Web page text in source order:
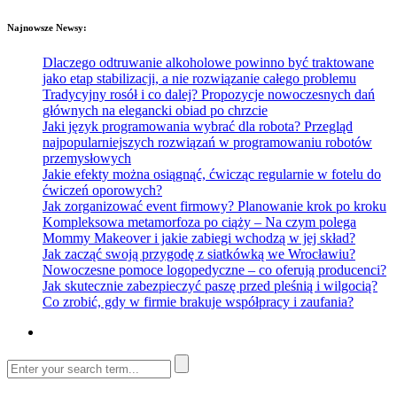
Najnowsze Newsy:
Dlaczego odtruwanie alkoholowe powinno być traktowane
jako etap stabilizacji, a nie rozwiązanie całego problemu
Tradycyjny rosół i co dalej? Propozycje nowoczesnych dań
głównych na elegancki obiad po chrzcie
Jaki język programowania wybrać dla robota? Przegląd
najpopularniejszych rozwiązań w programowaniu robotów
przemysłowych
Jakie efekty można osiągnąć, ćwicząc regularnie w fotelu do
ćwiczeń oporowych?
Jak zorganizować event firmowy? Planowanie krok po kroku
Kompleksowa metamorfoza po ciąży – Na czym polega
Mommy Makeover i jakie zabiegi wchodzą w jej skład?
Jak zacząć swoją przygodę z siatkówką we Wrocławiu?
Nowoczesne pomoce logopedyczne – co oferują producenci?
Jak skutecznie zabezpieczyć paszę przed pleśnią i wilgocią?
Co zrobić, gdy w firmie brakuje współpracy i zaufania?